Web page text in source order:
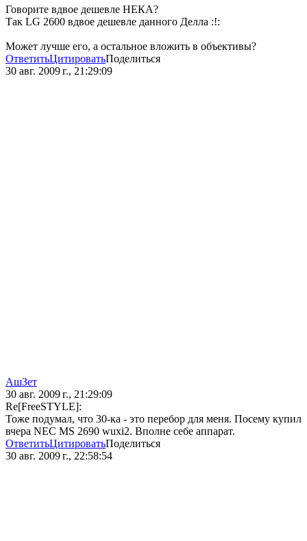
Говорите вдвое дешевле НЕКА?
Так LG 2600 вдвое дешевле данного Делла :!:
Может лучше его, а остальное вложить в объективы?
ОтветитьЦитироватьПоделиться
30 авг. 2009 г., 21:29:09
АшЗет
30 авг. 2009 г., 21:29:09
Re[FreeSTYLE]:
Тоже подумал, что 30-ка - это перебор для меня. Посему купил
вчера NEC MS 2690 wuxi2. Вполне себе аппарат.
ОтветитьЦитироватьПоделиться
30 авг. 2009 г., 22:58:54